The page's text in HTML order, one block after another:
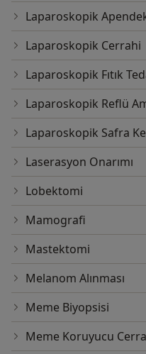
Laparoskopik
Laparoskopik Cerrahi
Laparoskopik Fıtık
Laparoskopik Reflü
Laparoskopik Safra
Laserasyon Onarımı
Lobektomi
Mamografi
Mastektomi
Melanom Alınması
Meme Biyopsisi
Meme Koruyucu